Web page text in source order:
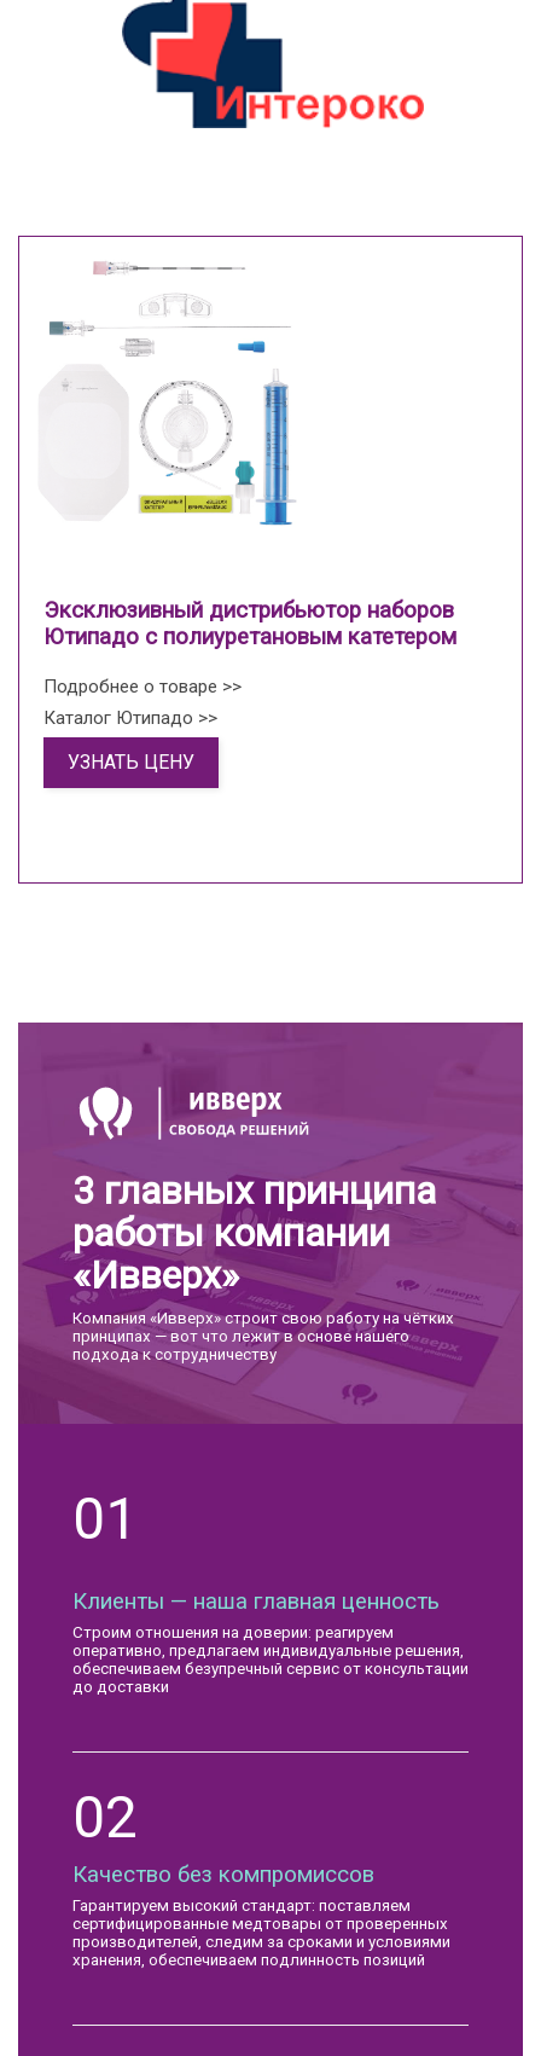
Эксклюзивный дистрибьютор наборов
Ютипадо с полиуретановым катетером
Подробнее о товаре >>
Каталог Ютипадо >>
УЗНАТЬ ЦЕНУ
3 главных принципа
работы компании
«Ивверх»
Компания «Ивверх» строит свою работу на чётких
принципах — вот что лежит в основе нашего
подхода к сотрудничеству
01
Клиенты — наша главная ценность
Строим отношения на доверии: реагируем
оперативно, предлагаем индивидуальные решения,
обеспечиваем безупречный сервис от консультации
до доставки
02
Качество без компромиссов
Гарантируем высокий стандарт: поставляем
сертифицированные медтовары от проверенных
производителей, следим за сроками и условиями
хранения, обеспечиваем подлинность позиций